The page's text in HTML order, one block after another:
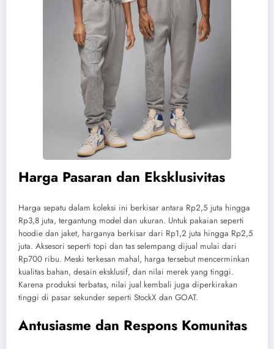
Harga Pasaran dan Eksklusivitas
Harga sepatu dalam koleksi ini berkisar antara Rp2,5 juta hingga
Rp3,8 juta, tergantung model dan ukuran. Untuk pakaian seperti
hoodie dan jaket, harganya berkisar dari Rp1,2 juta hingga Rp2,5
juta. Aksesori seperti topi dan tas selempang dijual mulai dari
Rp700 ribu. Meski terkesan mahal, harga tersebut mencerminkan
kualitas bahan, desain eksklusif, dan nilai merek yang tinggi.
Karena produksi terbatas, nilai jual kembali juga diperkirakan
tinggi di pasar sekunder seperti StockX dan GOAT.
Antusiasme dan Respons Komunitas